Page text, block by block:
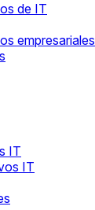
de IT
empresariales
IT
IT